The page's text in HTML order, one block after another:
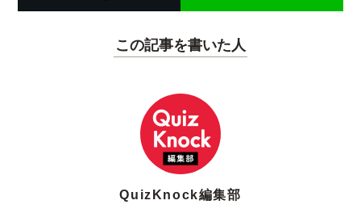
この記事を書いた人
QuizKnock編集部